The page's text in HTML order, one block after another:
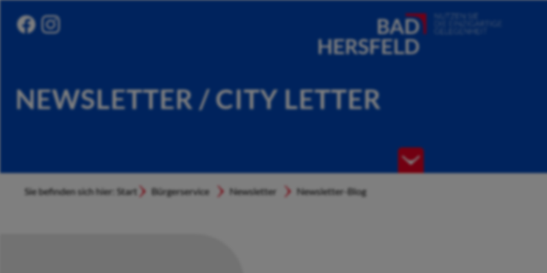
NEWSLETTER / CITY LETTER
Sie befinden sich hier: Start Bürgerservice Newsletter Newsletter-Blog